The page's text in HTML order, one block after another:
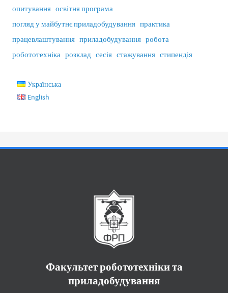
опитування освітня програма
погляд у майбутнє приладобудування практика
працевлаштування приладобудування робота
робототехніка розклад сесія стажування стипендія
Українська
English
Факультет робототехніки та
приладобудування